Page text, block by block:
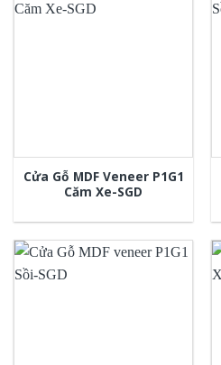
Cửa Gỗ MDF Veneer P1G1
Căm Xe-SGD